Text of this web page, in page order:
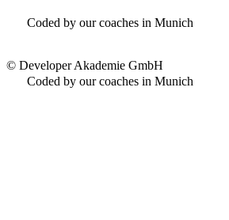
Coded by our coaches in Munich
© Developer Akademie GmbH
Coded by our coaches in Munich